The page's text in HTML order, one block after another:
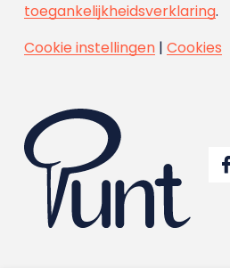
toegankelijkheidsverklaring.
Cookie instellingen| Cookies